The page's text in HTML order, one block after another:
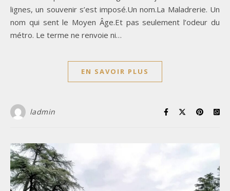
lignes, un souvenir s’est imposé.Un nom.La Maladrerie. Un
nom qui sent le Moyen Âge.Et pas seulement l’odeur du
métro. Le terme ne renvoie ni…
EN SAVOIR PLUS
ladmin